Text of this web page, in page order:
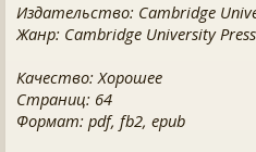
Издательство: Cambridge
Жанр: Cambridge University Press
Качество: Хорошее
Страниц: 64
Формат: pdf, fb2, epub